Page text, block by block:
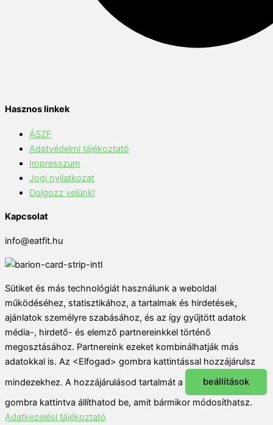
Hasznos linkek
ÁSZF
Adatvédelmi tájékoztató
Impresszum
Jogi nyilatkozat
Dolgozz velünk!
Kapcsolat
info@eatfit.hu
Sütiket és más technológiát használunk a weboldal
működéséhez, statisztikához, a tartalmak és hirdetések,
ajánlatok személyre szabásához, és az így gyűjtött adatok
média-, hirdető- és elemző partnereinkkel történő
megosztásához. Partnereink ezeket kombinálhatják más
adatokkal is. Az <Elfogad> gombra kattintással hozzájárulsz
mindezekhez. A hozzájárulásod tartalmát a
beállítások
gombra kattintva állíthatod be, amit bármikor módosíthatsz.
Adatkezelési tájékoztató